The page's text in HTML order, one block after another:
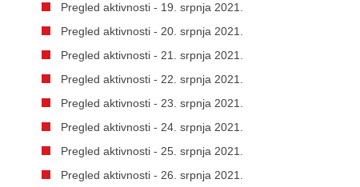
Pregled aktivnosti - 19. srpnja 2021.
Pregled aktivnosti - 20. srpnja 2021.
Pregled aktivnosti - 21. srpnja 2021.
Pregled aktivnosti - 22. srpnja 2021.
Pregled aktivnosti - 23. srpnja 2021.
Pregled aktivnosti - 24. srpnja 2021.
Pregled aktivnosti - 25. srpnja 2021.
Pregled aktivnosti - 26. srpnja 2021.